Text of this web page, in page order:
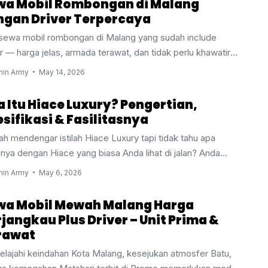
Mobil Rombongan di Malang
Driver Terpercaya
mobil rombongan di Malang yang sudah include
— harga jelas, armada terawat, dan tidak perlu khawatir
tambahan yang muncul tiba-tiba? Anda sudah berada
untuk rombongan, tapi ternyata biaya driver dihitung
— atau lebih buruk, driver yang dikirim tidak hafal rute
sehingga perjalanan rombongan jadi berantakan sejak
Malang Army Trans hadir dengan solusi lengkap: armada
dari Innova Reborn hingga Hiace, semua sudah ...
Army May 14, 2026
Itu Hiace Luxury? Pengertian,
& Fasilitasnya
mendengar istilah Hiace Luxury tapi tidak tahu apa
dengan Hiace yang biasa Anda lihat di jalan? Anda
Banyak orang yang sudah familiar dengan Toyota
varian yang jauh berbeda dari segi kenyamanan, fasilitas,
perjalanan. Hiace Luxury bukan sekadar Hiace
dipercantik — ini adalah kelas tersendiri yang dirancang
untuk memberikan pengalaman perjalanan sekelas
VIP, namun tetap mampu mengangkut rombongan
Army May 6, 2026
Mobil Mewah Malang Harga
Plus Driver – Unit Prima &
keindahan Kota Malang, kesejukan atmosfer Batu,